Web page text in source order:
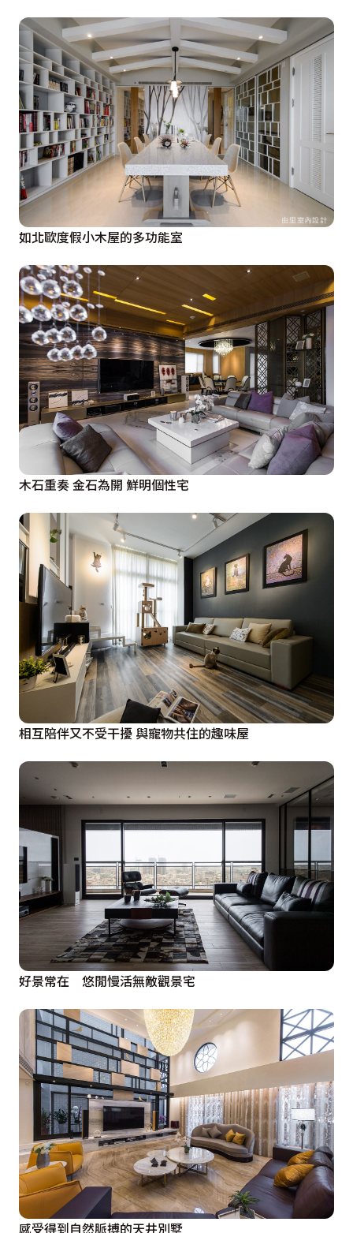
如北歐度假小木屋的多功能室
木石重奏 金石為開 鮮明個性宅
相互陪伴又不受干擾 與寵物共住的趣味屋
好景常在 悠閒慢活無敵觀景宅
感受得到自然脈搏的天井別墅